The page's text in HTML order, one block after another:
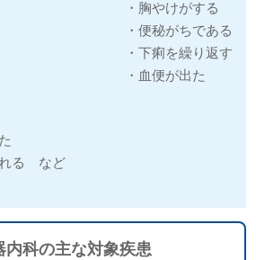
・胸やけがする
・便秘がちである
・下痢を繰り返す
・血便が出た
れる など
内科の主な対象疾患